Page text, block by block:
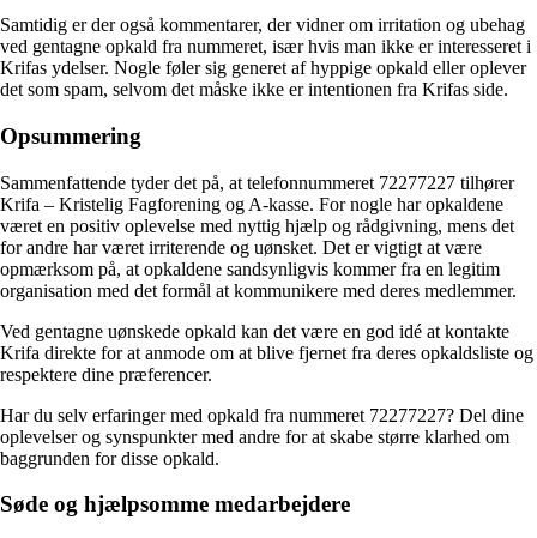
Samtidig er der også kommentarer, der vidner om irritation og ubehag
ved gentagne opkald fra nummeret, især hvis man ikke er interesseret i
Krifas ydelser. Nogle føler sig generet af hyppige opkald eller oplever
det som spam, selvom det måske ikke er intentionen fra Krifas side.
Opsummering
Sammenfattende tyder det på, at telefonnummeret 72277227 tilhører
Krifa – Kristelig Fagforening og A-kasse. For nogle har opkaldene
været en positiv oplevelse med nyttig hjælp og rådgivning, mens det
for andre har været irriterende og uønsket. Det er vigtigt at være
opmærksom på, at opkaldene sandsynligvis kommer fra en legitim
organisation med det formål at kommunikere med deres medlemmer.
Ved gentagne uønskede opkald kan det være en god idé at kontakte
Krifa direkte for at anmode om at blive fjernet fra deres opkaldsliste og
respektere dine præferencer.
Har du selv erfaringer med opkald fra nummeret 72277227? Del dine
oplevelser og synspunkter med andre for at skabe større klarhed om
baggrunden for disse opkald.
Søde og hjælpsomme medarbejdere